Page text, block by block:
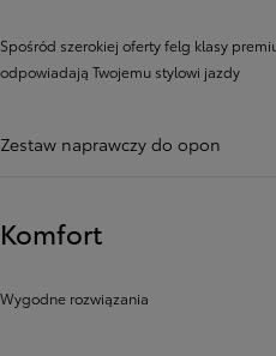
Spośród szerokiej oferty felg klasy
odpowiadają Twojemu stylowi jazdy
Zestaw naprawczy do opon
Komfort
Wygodne rozwiązania